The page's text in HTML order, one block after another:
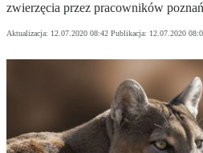
zwierzęcia przez pracowników
Aktualizacja: 12.07.2020 08:42 Publikacja: 12.07.2020